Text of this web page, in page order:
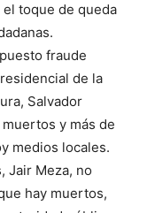
toque de queda
fraude
de la
Salvador
y más de
medios locales.
Jair Meza, no
hay muertos,